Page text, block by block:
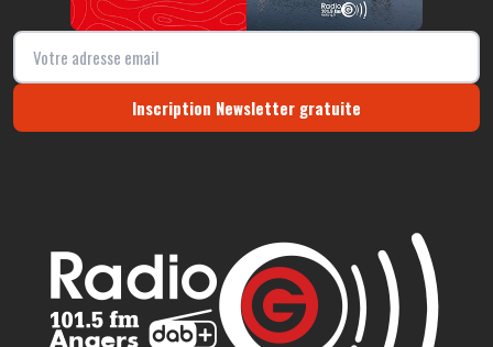
Inscription Newsletter gratuite